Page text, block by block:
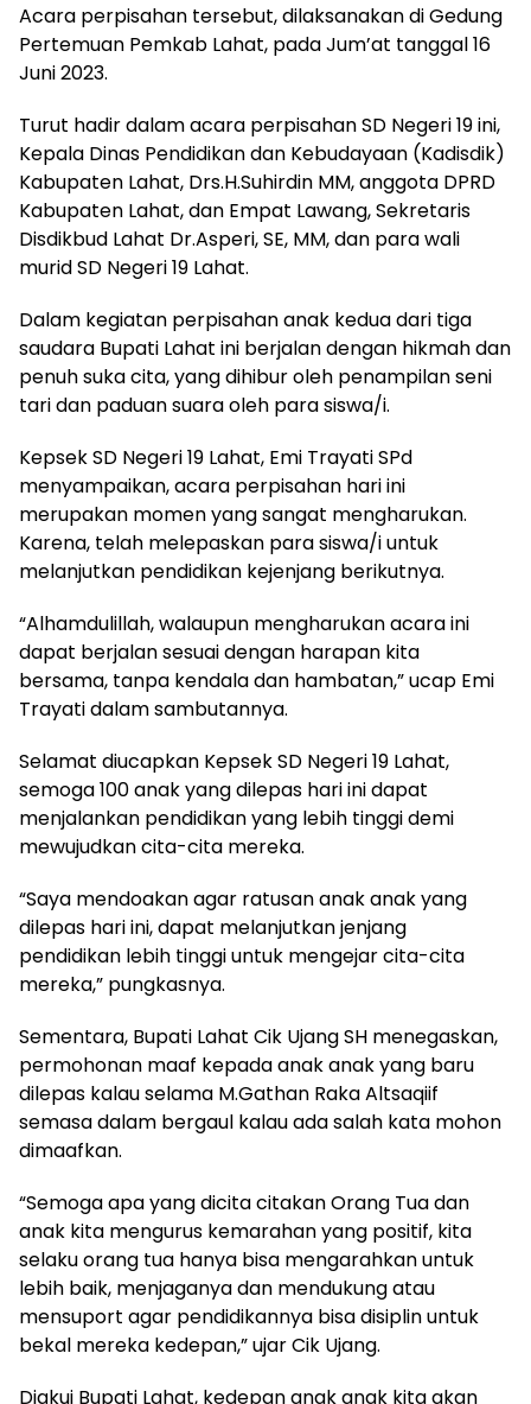
Acara perpisahan tersebut, dilaksanakan di Gedung
Pertemuan Pemkab Lahat, pada Jum’at tanggal 16
Juni 2023.
Turut hadir dalam acara perpisahan SD Negeri 19 ini,
Kepala Dinas Pendidikan dan Kebudayaan (Kadisdik)
Kabupaten Lahat, Drs.H.Suhirdin MM, anggota DPRD
Kabupaten Lahat, dan Empat Lawang, Sekretaris
Disdikbud Lahat Dr.Asperi, SE, MM, dan para wali
murid SD Negeri 19 Lahat.
Dalam kegiatan perpisahan anak kedua dari tiga
saudara Bupati Lahat ini berjalan dengan hikmah dan
penuh suka cita, yang dihibur oleh penampilan seni
tari dan paduan suara oleh para siswa/i.
Kepsek SD Negeri 19 Lahat, Emi Trayati SPd
menyampaikan, acara perpisahan hari ini
merupakan momen yang sangat mengharukan.
Karena, telah melepaskan para siswa/i untuk
melanjutkan pendidikan kejenjang berikutnya.
“Alhamdulillah, walaupun mengharukan acara ini
dapat berjalan sesuai dengan harapan kita
bersama, tanpa kendala dan hambatan,” ucap Emi
Trayati dalam sambutannya.
Selamat diucapkan Kepsek SD Negeri 19 Lahat,
semoga 100 anak yang dilepas hari ini dapat
menjalankan pendidikan yang lebih tinggi demi
mewujudkan cita-cita mereka.
“Saya mendoakan agar ratusan anak anak yang
dilepas hari ini, dapat melanjutkan jenjang
pendidikan lebih tinggi untuk mengejar cita-cita
mereka,” pungkasnya.
Sementara, Bupati Lahat Cik Ujang SH menegaskan,
permohonan maaf kepada anak anak yang baru
dilepas kalau selama M.Gathan Raka Altsaqiif
semasa dalam bergaul kalau ada salah kata mohon
dimaafkan.
“Semoga apa yang dicita citakan Orang Tua dan
anak kita mengurus kemarahan yang positif, kita
selaku orang tua hanya bisa mengarahkan untuk
lebih baik, menjaganya dan mendukung atau
mensuport agar pendidikannya bisa disiplin untuk
bekal mereka kedepan,” ujar Cik Ujang.
Diakui Bupati Lahat, kedepan anak anak kita akan